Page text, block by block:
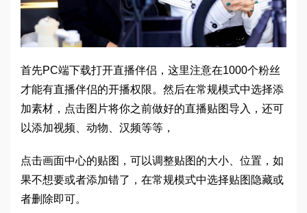
首先PC端下载打开直播伴侣，这里注意在1000个粉丝
才能有直播伴侣的开播权限。然后在常规模式中选择添
加素材，点击图片将你之前做好的直播贴图导入，还可
以添加视频、动物、汉频等等，
点击画面中心的贴图，可以调整贴图的大小、位置，如
果不想要或者添加错了，在常规模式中选择贴图隐藏或
者删除即可。